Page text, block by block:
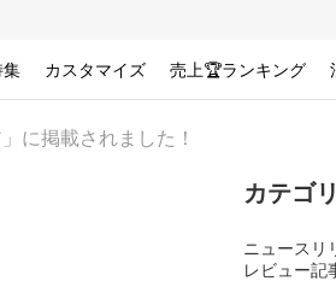
集 カスタマイズ 売上🏆ランキング
に掲載されました！
カテゴリ
ニュースリ
レビュー記